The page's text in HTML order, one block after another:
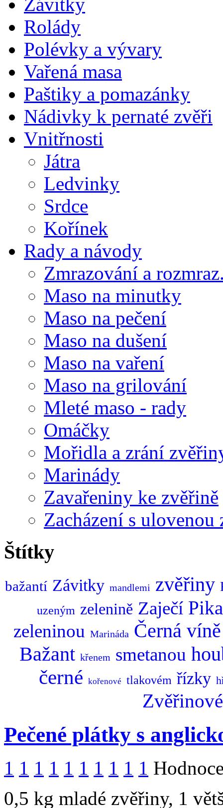
Rolády
Polévky a vývary
Vařená masa
Paštiky a pomazánky
Nádivky k pernaté zvěři
Vnitřnosti
Játra
Ledvinky
Srdce
Kořínek
Rady a návody
Zmrazování a
Maso na minutky
Maso na pečení
Maso na dušení
Maso na vaření
Maso na grilování
Mleté maso - rady
Omáčky
Mořidla a zrání
Marinády
Zavařeniny ke zvěřině
Zacházení s ulovenou
Štítky
bažantí Závitky mandlemi zvěřiny
uzeným zelenině Zaječí
zeleninou Marináda Černá víně
Bažant křenem smetanou
černé kořenové tlakovém řízky
Zvěřinové
Pečené plátky s
1 1 1 1 1 1 1 1 1 1
0,5 kg mladé zvěřiny, 1